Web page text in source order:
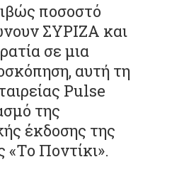
ποσοστό
ΣΥΡΙΖΑ και
σε μια
αυτή τη
Pulse
της
έκδοσης της
«Το Ποντίκι».